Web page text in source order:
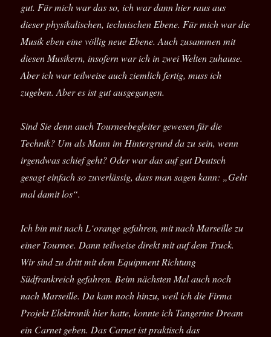
gut. Für mich war das so, ich war dann hier raus aus
dieser physikalischen, technischen Ebene. Für mich war die
Musik eben eine völlig neue Ebene. Auch zusammen mit
diesen Musikern, insofern war ich in zwei Welten zuhause.
Aber ich war teilweise auch ziemlich fertig, muss ich
zugeben. Aber es ist gut ausgegangen.
Sind Sie denn auch Tourneebegleiter gewesen für die
Technik? Um als Mann im Hintergrund da zu sein, wenn
irgendwas schief geht? Oder war das auf gut Deutsch
gesagt einfach so zuverlässig, dass man sagen kann: „Geht
mal damit los“.
Ich bin mit nach L‘orange gefahren, mit nach Marseille zu
einer Tournee. Dann teilweise direkt mit auf dem Truck.
Wir sind zu dritt mit dem Equipment Richtung
Südfrankreich gefahren. Beim nächsten Mal auch noch
nach Marseille. Da kam noch hinzu, weil ich die Firma
Projekt Elektronik hier hatte, konnte ich Tangerine Dream
ein Carnet geben. Das Carnet ist praktisch das